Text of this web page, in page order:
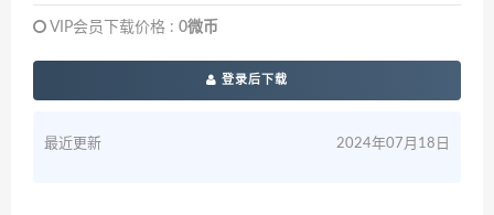
VIP会员下载价格 : 0微币
登录后下载
最近更新 2024年07月18日